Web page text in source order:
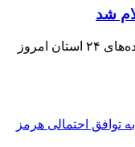
شد
مرکز مدیریت راه‌های کشور اعلام کرد: جاده‌های ۲۴ استان امروز